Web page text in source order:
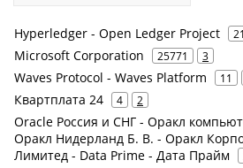
Hyperledger - Open Ledger Project 21
Microsoft Corporation 25771 3
Waves Protocol - Waves Platform 11
Квартплата 24 4 2
Oracle Россия и СНГ - Оракл
Оракл Нидерланд Б. В. - Оракл
Лимитед - Data Prime - Дата Прайм